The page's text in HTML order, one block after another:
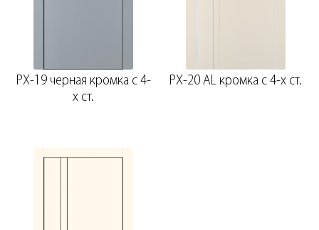
PX-19 черная кромка с 4-
х ст.
PX-20 AL кромка с 4-х ст.